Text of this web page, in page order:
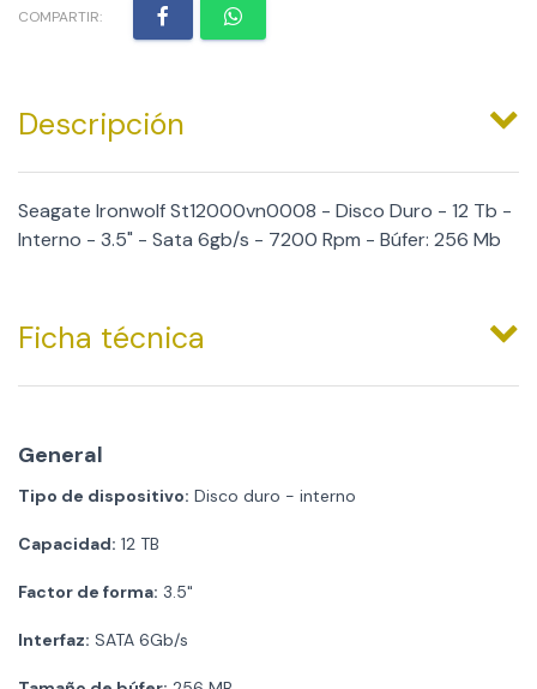
COMPARTIR:
Descripción
Seagate Ironwolf St12000vn0008 - Disco Duro - 12 Tb -
Interno - 3.5" - Sata 6gb/s - 7200 Rpm - Búfer: 256 Mb
Ficha técnica
General
Tipo de dispositivo: Disco duro - interno
Capacidad: 12 TB
Factor de forma: 3.5"
Interfaz: SATA 6Gb/s